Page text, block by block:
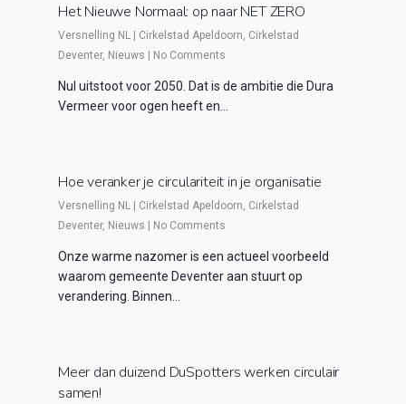
Het Nieuwe Normaal: op naar NET ZERO
Versnelling NL | Cirkelstad Apeldoorn, Cirkelstad
Deventer, Nieuws | No Comments
Nul uitstoot voor 2050. Dat is de ambitie die Dura
Vermeer voor ogen heeft en…
Hoe veranker je circulariteit in je organisatie
Versnelling NL | Cirkelstad Apeldoorn, Cirkelstad
Deventer, Nieuws | No Comments
Onze warme nazomer is een actueel voorbeeld
waarom gemeente Deventer aan stuurt op
verandering. Binnen…
Meer dan duizend DuSpotters werken circulair
samen!